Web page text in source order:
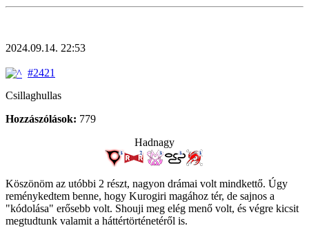
2024.09.14. 22:53
#2421
Csillaghullas
Hozzászólások: 779
Hadnagy
Köszönöm az utóbbi 2 részt, nagyon drámai volt mindkettő. Úgy
reménykedtem benne, hogy Kurogiri magához tér, de sajnos a
"kódolása" erősebb volt. Shouji meg elég menő volt, és végre kicsit
megtudtunk valamit a háttértörténetéről is.